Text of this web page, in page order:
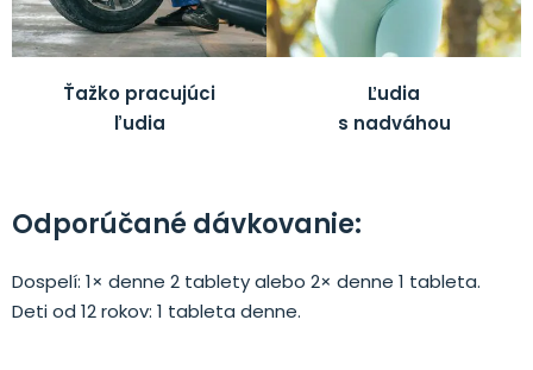
Ťažko pracujúci
ľudia
Ľudia
s nadváhou
Odporúčané dávkovanie:
Dospelí: 1× denne 2 tablety alebo 2× denne 1 tableta.
Deti od 12 rokov: 1 tableta denne.